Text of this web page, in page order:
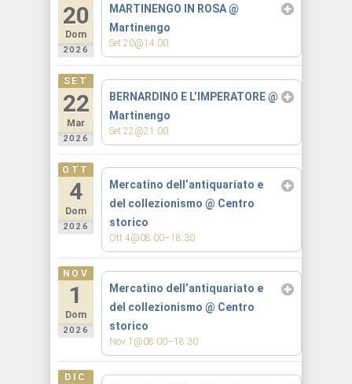
20
Dom
2026
MARTINENGO IN ROSA@
Martinengo
Set 20@14:00
SET
22
Mar
2026
BERNARDINO E L’IMPERATORE@
Martinengo
Set 22@21:00
OTT
4
Dom
2026
Mercatino dell’antiquariato e
del collezionismo @ Centro
storico
Ott 4@08:00–18:30
NOV
1
Dom
2026
Mercatino dell’antiquariato e
del collezionismo @ Centro
storico
Nov 1@08:00–18:30
DIC